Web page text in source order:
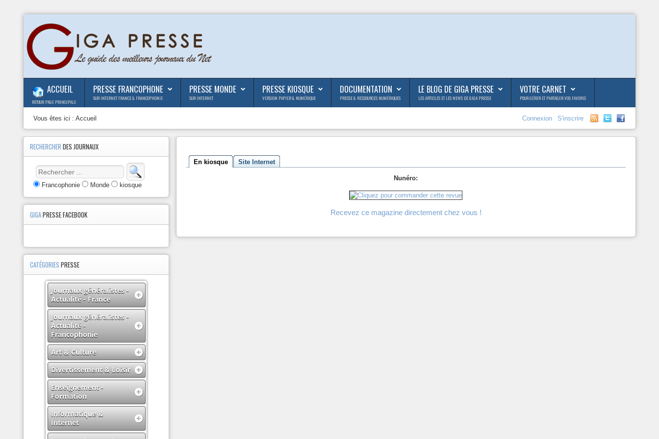
ACCUEIL
RETOUR PAGE PRINCIPALE
PRESSE FRANCOPHONE
SUR INTERNET FRANCE & FRANCOPHONIE
PRESSE MONDE
SUR INTERNET
PRESSE KIOSQUE
VERSION PAPIER & NUMÉRIQUE
DOCUMENTATION
PRESSE & RESSOURCES NUMÉRIQUES
LE BLOG DE GIGA PRESSE
LES ARTICLES ET LES NEWS DE GIGA PRESSE
VOTRE CARNET
POUR GÉRER ET PARTAGER VOS FAVORIS
Vous êtes ici :Accueil Connexion S'inscrire
En kiosque Site Internet
Nunéro:
Recevez ce magazine directement chez vous !
RECHERCHERDES JOURNAUX
Francophonie Monde kiosque
GIGAPRESSE FACEBOOK
CATÉGORIESPRESSE
Journaux généralistes -
Actualité - France
Journaux généralistes -
Actualité -
Francophonie
Art & Culture
Divertissement & Loisir
Enseignement -
Formation
Informatique &
Internet